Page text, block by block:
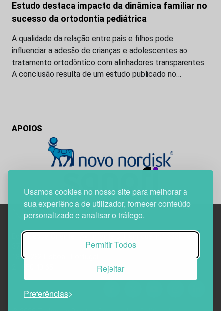
Usamos cookies no nosso site para melhorar a
sua experiência de utilizador, fornecer conteúdo
personalizado e analisar o tráfego.
Permitir Todos
Rejeitar
Preferências
Estudo destaca impacto da dinâmica familiar no
sucesso da ortodontia pediátrica
A qualidade da relação entre pais e filhos pode
influenciar a adesão de crianças e adolescentes ao
tratamento ortodôntico com alinhadores transparentes.
A conclusão resulta de um estudo publicado no…
APOIOS
Edif. Lisboa Oriente | Av. Infante D. Henrique, n.º 333H, esc.
1800-282 Lisboa | Portugal